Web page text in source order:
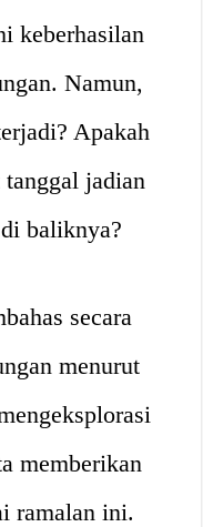
keberhasilan
Namun,
Apakah
jadian
baliknya?
secara
menurut
memberikan
ramalan ini.